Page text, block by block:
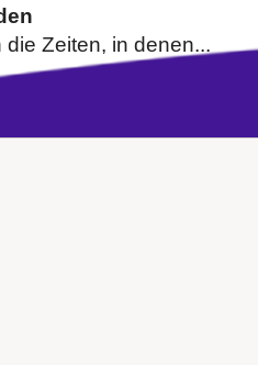
Zeiten, in denen...